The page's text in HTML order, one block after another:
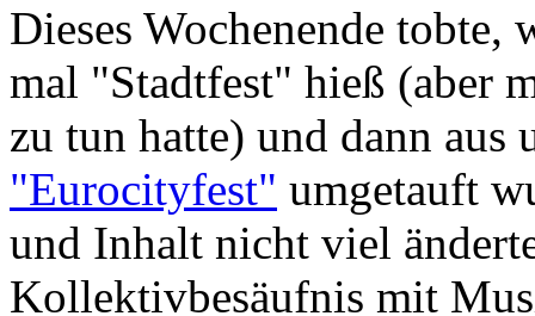
Dieses Wochenende tobte,
mal "Stadtfest" hieß (aber
zu tun hatte) und dann
"Eurocityfest" umgetauft
und Inhalt nicht viel
Kollektivbesäufnis mit